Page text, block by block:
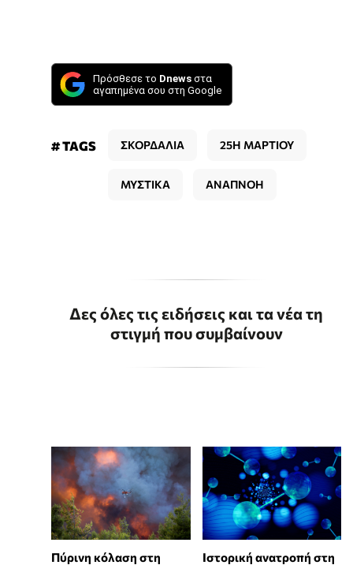
Πρόσθεσε το Dnews στα
αγαπημένα σου στη Google
# TAGS ΣΚΟΡΔΑΛΙΑ 25Η ΜΑΡΤΙΟΥ
ΜΥΣΤΙΚΑ ΑΝΑΠΝΟΗ
Δες όλες τις ειδήσεις και τα νέα τη
στιγμή που συμβαίνουν
Πύρινη κόλαση στη
Ιστορική ανατροπή στη